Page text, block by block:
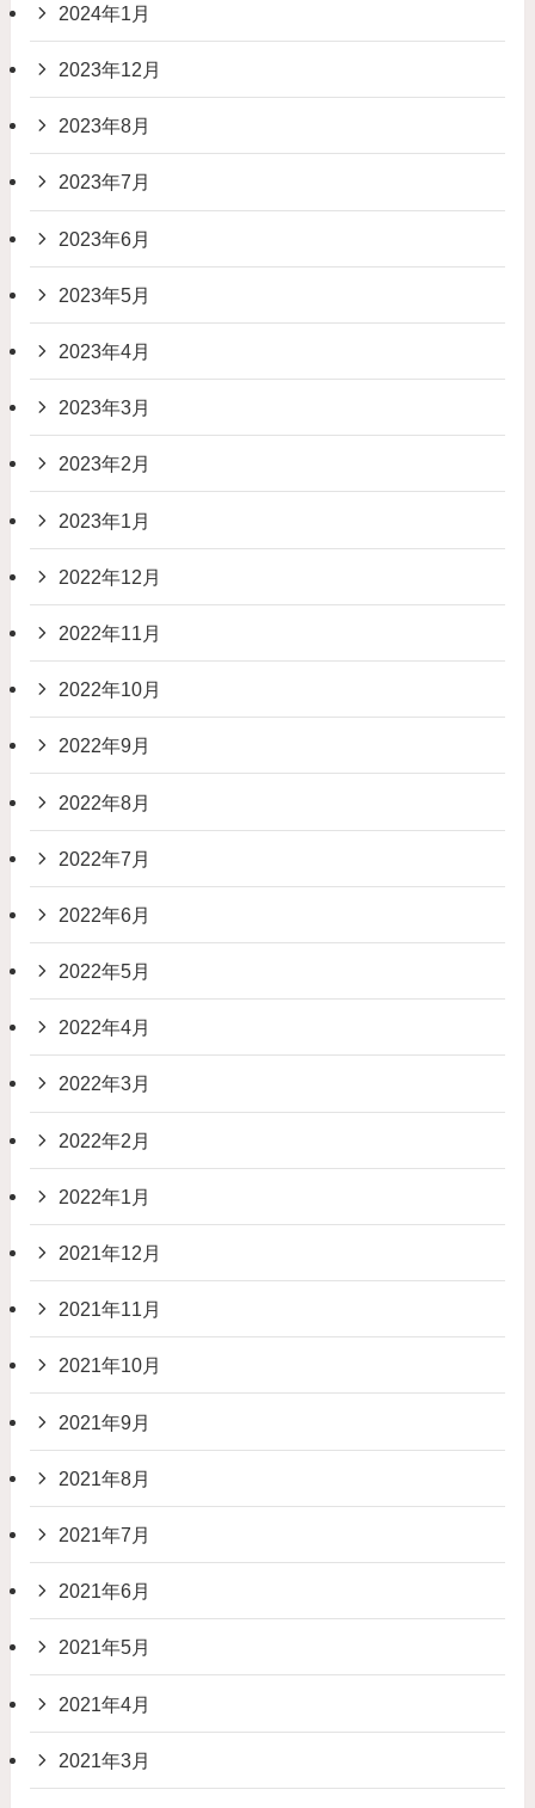
2024年1月
2023年12月
2023年8月
2023年7月
2023年6月
2023年5月
2023年4月
2023年3月
2023年2月
2023年1月
2022年12月
2022年11月
2022年10月
2022年9月
2022年8月
2022年7月
2022年6月
2022年5月
2022年4月
2022年3月
2022年2月
2022年1月
2021年12月
2021年11月
2021年10月
2021年9月
2021年8月
2021年7月
2021年6月
2021年5月
2021年4月
2021年3月